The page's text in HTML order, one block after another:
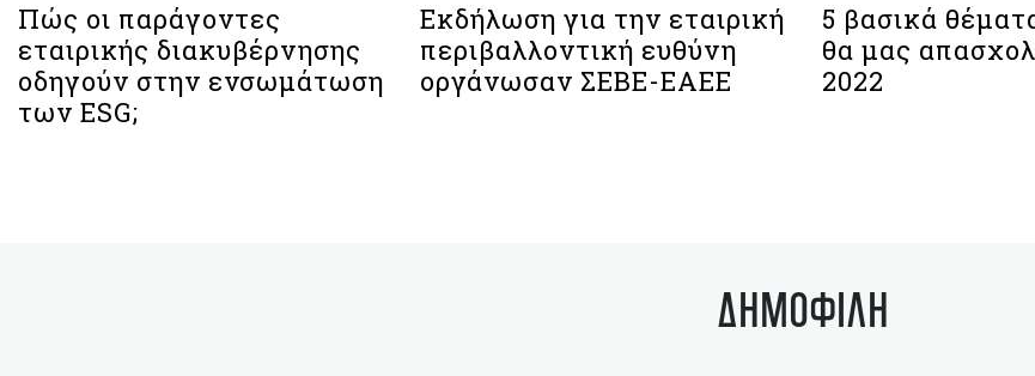
Πώς οι παράγοντες
εταιρικής διακυβέρνησης
οδηγούν στην ενσωμάτωση
των ESG;
Εκδήλωση για την εταιρική
περιβαλλοντική ευθύνη
οργάνωσαν ΣΕΒΕ-ΕΑΕΕ
5 βασικά
θα μας
2022
ΔΗΜΟΦΙΛΗ